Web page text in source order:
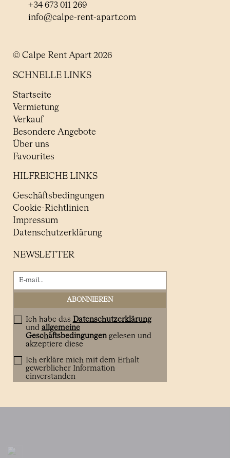
+34 673 011 269
info@calpe-rent-apart.com
© Calpe Rent Apart 2026
SCHNELLE LINKS
Startseite
Vermietung
Verkauf
Besondere Angebote
Über uns
Favourites
HILFREICHE LINKS
Geschäftsbedingungen
Cookie-Richtlinien
Impressum
Datenschutzerklärung
NEWSLETTER
Ich habe das Datenschutzerklärung
und allgemeine
Geschäftsbedingungengelesen und
akzeptiere diese
Ich erkläre mich mit dem Erhalt
gewerblicher Information
einverstanden